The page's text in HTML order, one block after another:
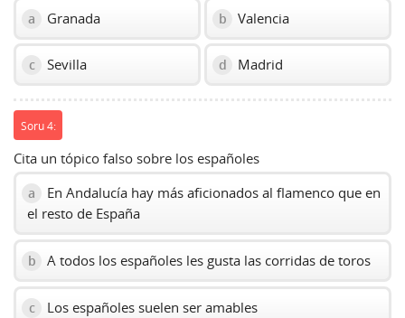
a Granada b Valencia
c Sevilla d Madrid
Soru 4:
Cita un tópico falso sobre los españoles
a
En Andalucía hay más aficionados al flamenco que en
el resto de España
b A todos los españoles les gusta las corridas de toros
c Los españoles suelen ser amables